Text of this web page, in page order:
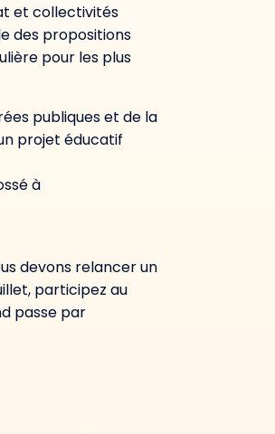
et collectivités
des propositions
pour les plus
publiques et de la
projet éducatif
à
devons relancer un
participez au
passe par